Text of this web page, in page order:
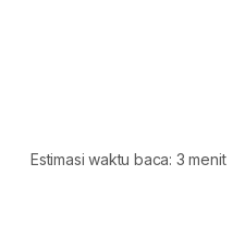
Estimasi waktu baca: 3 menit